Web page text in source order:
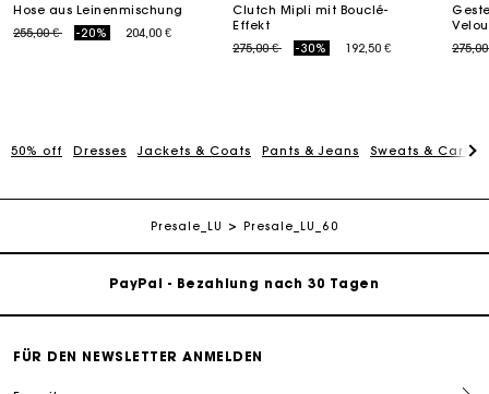
Hose aus Leinenmischung
Price reduced from
255,00 €to -20% 204,00 €
Clutch Mipli mit Bouclé-
Effekt
Price reduced from
275,00 €to -30% 192,50 €
Price
50% off Dresses Jackets & Coats Pants & Jeans Sweats &
Presale_LU Presale_LU_60
Die Maje-Geschenkkarte: Die beste Möglichkeit, das
Kostenlose Lieferung innerhalb von 2-3 Tagen
PayPal - Bezahlung nach 30 Tagen
FÜR DEN NEWSLETTER ANMELDEN